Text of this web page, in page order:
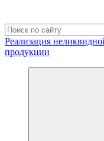
Реализация
продукции